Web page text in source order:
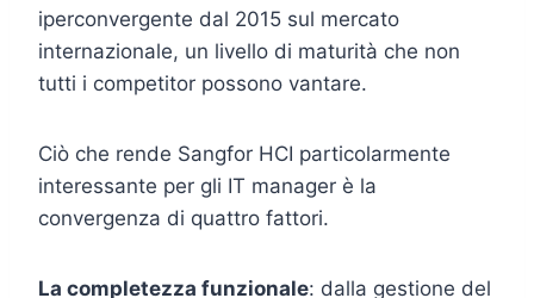
iperconvergente dal 2015 sul mercato
internazionale, un livello di maturità che non
tutti i competitor possono vantare.
Ciò che rende Sangfor HCI particolarmente
interessante per gli IT manager è la
convergenza di quattro fattori.
La completezza funzionale: dalla gestione del